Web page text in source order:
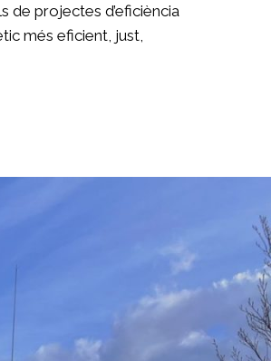
de projectes d’eficiència
més eficient, just,